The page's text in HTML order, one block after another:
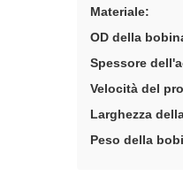
Materiale:
OD della
Spessore
Velocità del
Larghezza
Peso della